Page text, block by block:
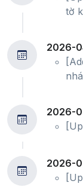
tờ
2026-
2026-
2026-